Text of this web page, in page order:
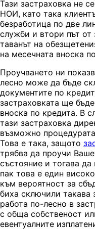
Тази застраховка не
НОИ, като така
безработица по две
служби и втори път от
таванът на
на месечната вноска
Проучването ни
лесно може да бъде
документите по
застраховката ще
вноска по кредита. В
тази застраховка
възможно
Това е така, защото
трябва да проучи
състояние и тогава
пак това е един
към вероятност за
биха сключили такава
работа по-лесно в
с обща собственост
евентуалните